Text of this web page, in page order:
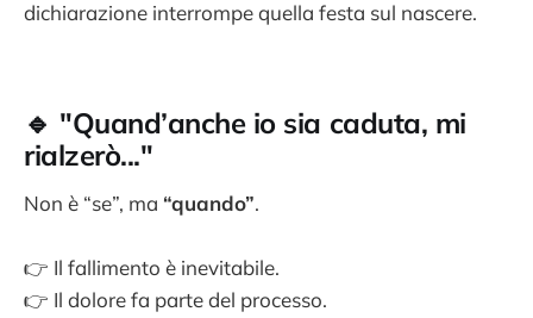
dichiarazione interrompe quella festa sul nascere.
🔹 "Quand’anche io sia caduta, mi
rialzerò..."
Non è “se”, ma “quando”.
👉 Il fallimento è inevitabile.
👉 Il dolore fa parte del processo.